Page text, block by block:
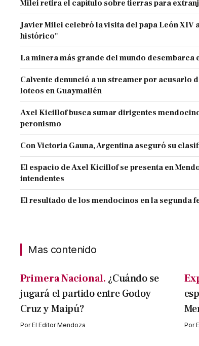
Milei retira el capítulo sobre tierras para
Javier Milei celebró la visita del papa León XIV
histórico"
La minera más grande del mundo desembarca
Calvente denunció a un streamer por acusarlo
loteos en Guaymallén
Axel Kicillof busca sumar dirigentes
peronismo
Con Victoria Gauna, Argentina aseguró su
El espacio de Axel Kicillof se presenta en
intendentes
El resultado de los mendocinos en la segunda
Mas contenido
Primera Nacional. ¿Cuándo se
jugará el partido entre Godoy
Cruz y Maipú?
PorEl Editor Mendoza Por